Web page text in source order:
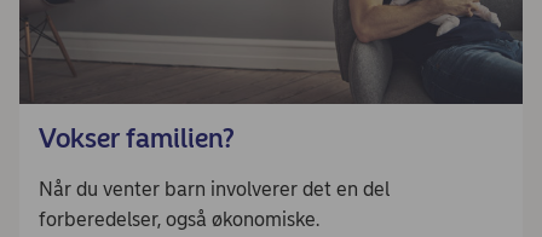
Vokser familien?
Når du venter barn involverer det en del
forberedelser, også økonomiske.